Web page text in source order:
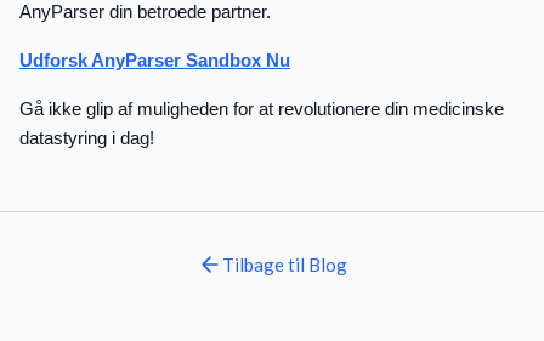
AnyParser din betroede partner.
Udforsk AnyParser Sandbox Nu
Gå ikke glip af muligheden for at revolutionere din medicinske
datastyring i dag!
Tilbage til Blog